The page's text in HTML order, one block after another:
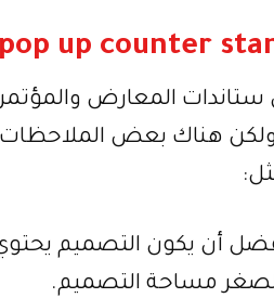
ستاندات المعارض
هناك بعض
أن يكون التصميم
لصغر مساحة التصميم.